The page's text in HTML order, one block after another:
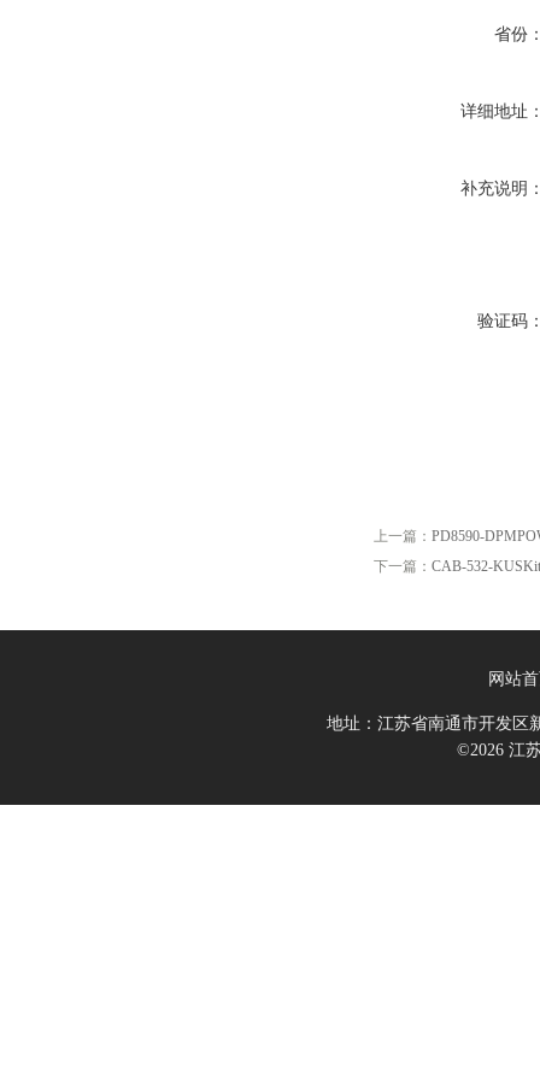
省份
详细地址
补充说明
验证码
上一篇： PD8590-
下一篇： CAB-532-
网站
地址：江苏省南通市开发区
©2026 江